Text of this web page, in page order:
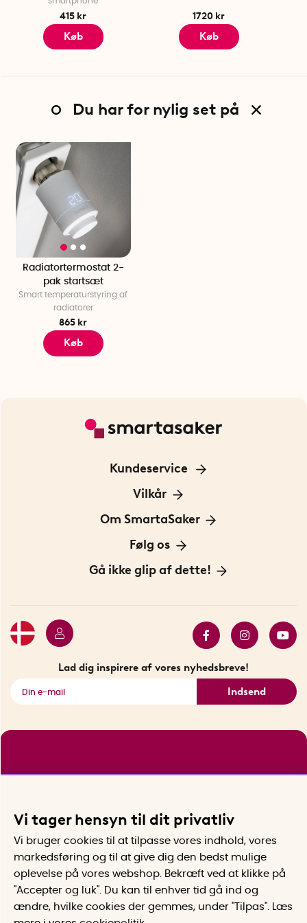
415 kr
Køb
1720 kr
Køb
Du har for nylig set på
Radiatortermostat 2-
pak startsæt
Smart temperaturstyring af
radiatorer
865 kr
Køb
Kundeservice
Kontakt os
Vilkår
Information om cookies
Privatlivspolitik
Om SmartaSaker
Om os
Vores historie
Følg os
Opfindere
Gå ikke glip af dette!
Lad dig inspirere af vores nyhedsbreve!
Indsend
Vi tager hensyn til dit privatliv
Vi bruger cookies til at tilpasse vores indhold, vores
markedsføring og til at give dig den bedst mulige
oplevelse på vores webshop. Bekræft ved at klikke på
"Accepter og luk". Du kan til enhver tid gå ind og
ændre, hvilke cookies der gemmes, under "Tilpas". Læs